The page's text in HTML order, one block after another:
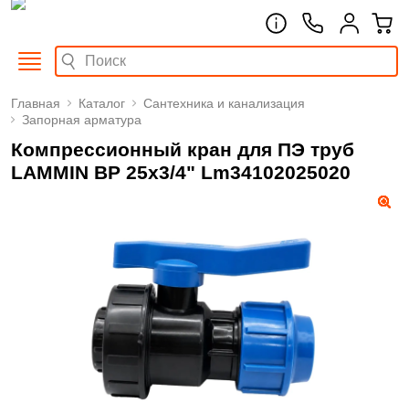
Главная Каталог
Сантехника и канализация
Запорная арматура
Компрессионный кран для ПЭ труб
LAMMIN ВР 25x3/4" Lm34102025020